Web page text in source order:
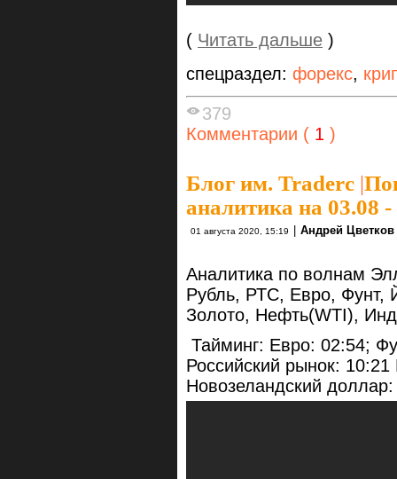
( Читать дальше )
спецраздел: форекс,
379
Комментарии ( 1 )
Блог им. Traderc |
аналитика на 03.08 -
01 августа 2020, 15:19 Андрей Цветков
Аналитика по волнам
Рубль, РТС, Евро, Фунт,
Золото, Нефть(WTI),
Тайминг: Евро: 02:54;
Российский рынок:
Новозеландский